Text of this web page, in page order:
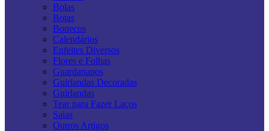
Bolas
Botas
Bonecos
Calendários
Enfeites Diversos
Flores e Folhas
Guardanapos
Guirlandas Decoradas
Guirlandas
Tear para Fazer Laços
Saias
Outros Artigos